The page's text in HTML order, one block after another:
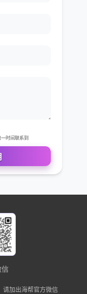
第一时间联系到
信
请加出海帮官方微信